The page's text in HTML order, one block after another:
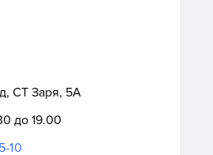
СТ Заря, 5А
до 19.00
10